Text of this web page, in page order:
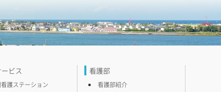
ビス
護ステーション
看護部
看護部紹介